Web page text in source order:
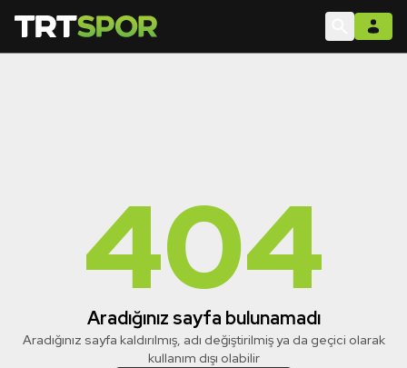
404
Aradığınız sayfa bulunamadı
Aradığınız sayfa kaldırılmış, adı değiştirilmiş ya da geçici olarak
kullanım dışı olabilir